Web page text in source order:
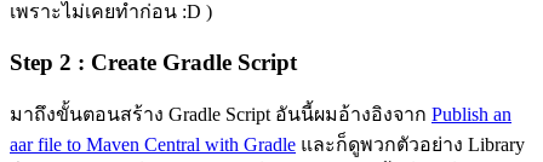
เพราะไม่เคยทำก่อน :D )
Step 2 : Create Gradle Script
มาถึงขั้นตอนสร้าง Gradle Script อันนี้ผมอ้างอิงจาก Publish an
aar file to Maven Central with Gradle และก็ดูพวกตัวอย่าง Library